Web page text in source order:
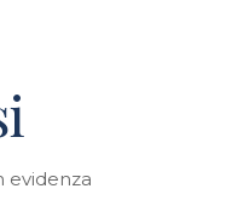
evidenza